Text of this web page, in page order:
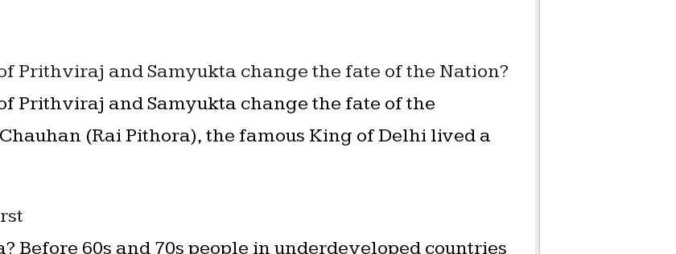
Prithviraj and Samyukta change the fate of the Nation?
Prithviraj and Samyukta change the fate of the
(Rai Pithora), the famous King of Delhi lived a
Before 60s and 70s people in underdeveloped countries